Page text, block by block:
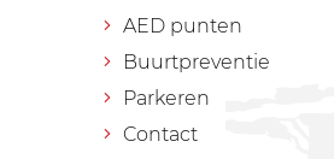
AED punten
Buurtpreventie
Parkeren
Contact